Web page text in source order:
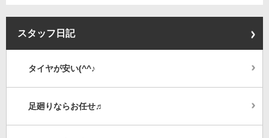
スタッフ日記
タイヤが安い(^^♪
足廻りならお任せ♬